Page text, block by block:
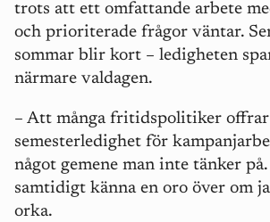
trots att ett omfattande arbete
och prioriterade frågor väntar.
sommar blir kort – ledigheten
närmare valdagen.
– Att många fritidspolitiker
semesterledighet för
något gemene man inte tänker på.
samtidigt känna en oro över om
orka.